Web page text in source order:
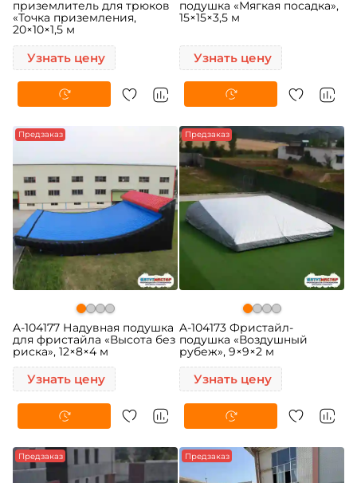
приземлитель для трюков
«Точка приземления,
20×10×1,5 м
Узнать цену
подушка «Мягкая посадка»,
15×15×3,5 м
Узнать цену
Предзаказ
A-104177 Надувная подушка
для фристайла «Высота без
риска», 12×8×4 м
Узнать цену
Предзаказ
A-104173 Фристайл-
подушка «Воздушный
рубеж», 9×9×2 м
Узнать цену
Предзаказ Предзаказ